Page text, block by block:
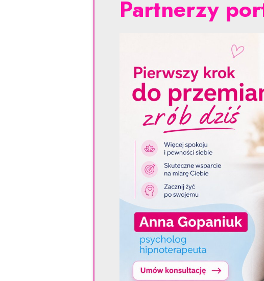
Partnerzy